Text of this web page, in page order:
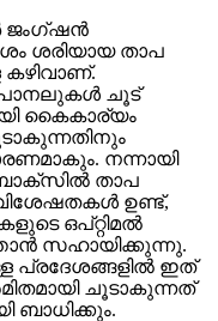
ജംഗ്ഷൻ
ശരിയായ താപ
ചൂട്
കൈകാര്യം
നന്നായി
താപ
ഉണ്ട്,
ഒപ്റ്റിമൽ
സഹായിക്കുന്നു.
പ്രദേശങ്ങളിൽ ഇത്
ചൂടാകുന്നത്
ബാധിക്കും.